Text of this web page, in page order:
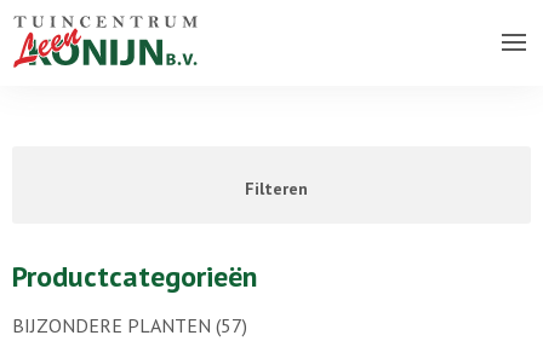
Filteren
Productcategorieën
BIJZONDERE PLANTEN (57)